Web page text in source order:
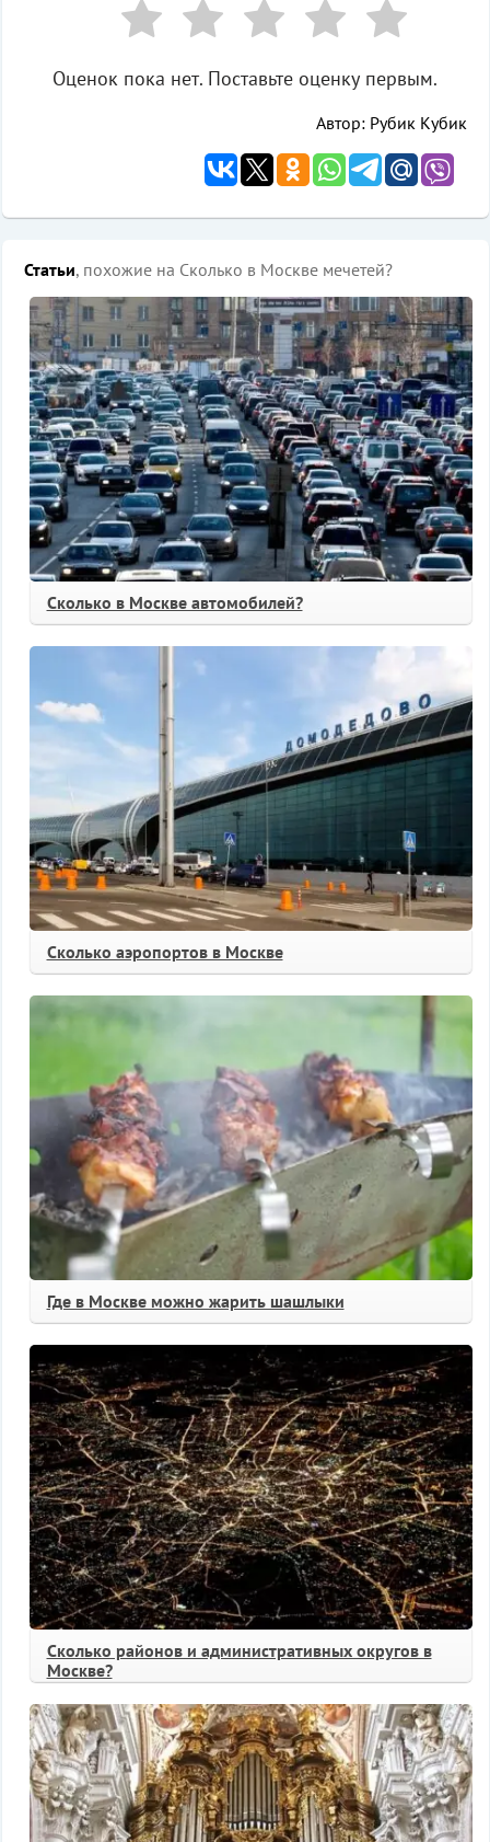
Оценок пока нет. Поставьте оценку первым.
Автор: Рубик Кубик
Статьи, похожие на Сколько в Москве мечетей?
Сколько в Москве автомобилей?
Сколько аэропортов в Москве
Где в Москве можно жарить шашлыки
Сколько районов и административных округов в
Москве?